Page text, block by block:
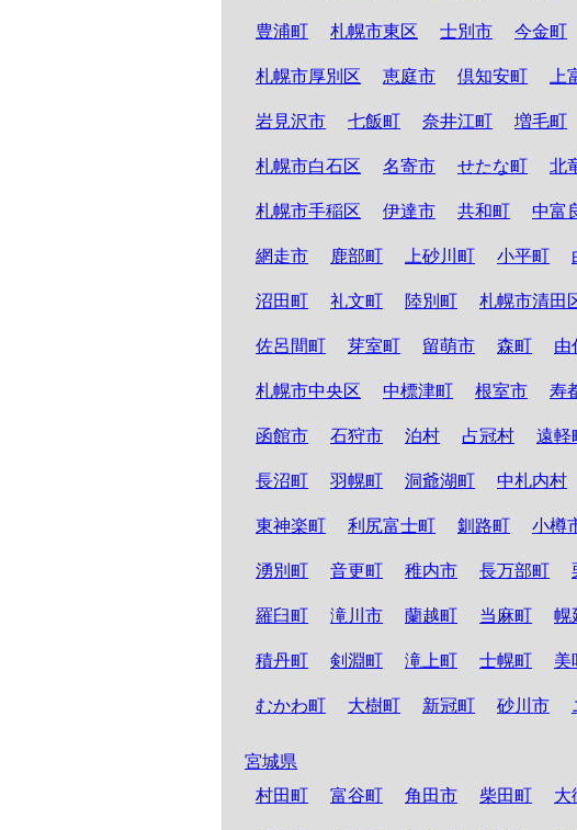
豊浦町 札幌市東区 士別市 今金町
札幌市厚別区 恵庭市 倶知安町
岩見沢市 七飯町 奈井江町 増毛町
札幌市白石区 名寄市 せたな町 北
札幌市手稲区 伊達市 共和町 中富
網走市 鹿部町 上砂川町 小平町
沼田町 礼文町 陸別町 札幌市清田
佐呂間町 芽室町 留萌市 森町 由
札幌市中央区 中標津町 根室市 寿
函館市 石狩市 泊村 占冠村 遠軽
長沼町 羽幌町 洞爺湖町 中札内村
東神楽町 利尻富士町 釧路町 小樽
湧別町 音更町 稚内市 長万部町
羅臼町 滝川市 蘭越町 当麻町 幌
積丹町 剣淵町 滝上町 士幌町 美
むかわ町 大樹町 新冠町 砂川市
宮城県
村田町
富谷町 角田市 柴田町 大